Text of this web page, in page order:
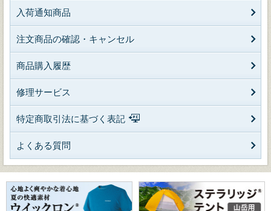
入荷通知商品
注文商品の確認・キャンセル
商品購入履歴
修理サービス
特定商取引法に基づく表記
よくある質問